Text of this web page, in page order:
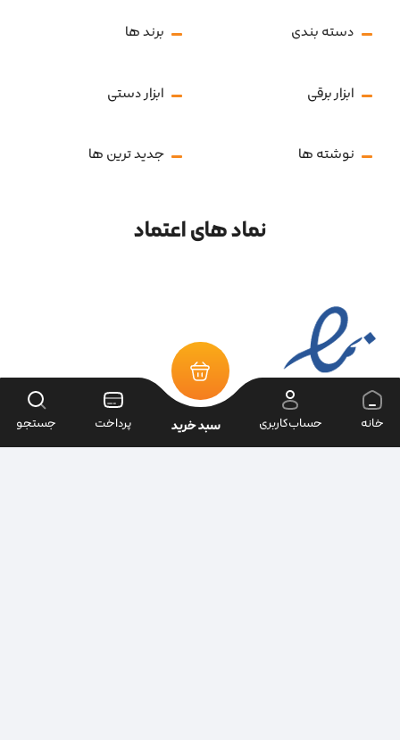
دسته بندی برند ها
ابزار برقی ابزار دستی
نوشته ها جدید ترین ها
نماد های اعتماد
خانه حساب‌کاربری سبد خرید پرداخت جستجو